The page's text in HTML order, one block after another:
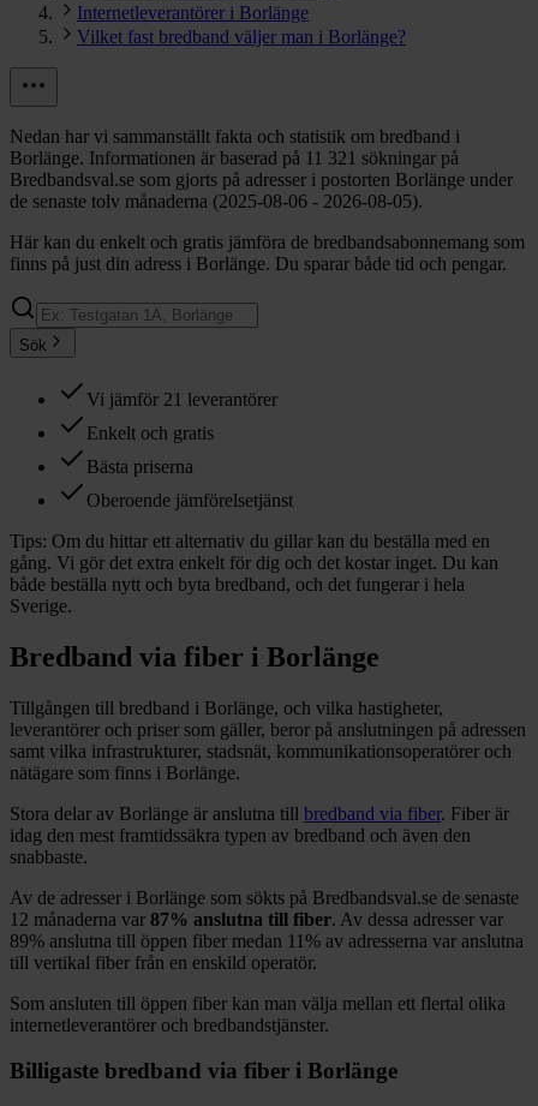
Internetleverantörer i Borlänge
Vilket fast bredband väljer man i Borlänge?
Nedan har vi sammanställt fakta och statistik om bredband i
Borlänge. Informationen är baserad på 11 321 sökningar på
Bredbandsval.se som gjorts på adresser i postorten Borlänge under
de senaste tolv månaderna (2025-08-06 - 2026-08-05).
Här kan du enkelt och gratis jämföra de bredbandsabonnemang som
finns på just din adress i Borlänge. Du sparar både tid och pengar.
Sök
Vi jämför 21 leverantörer
Enkelt och gratis
Bästa priserna
Oberoende jämförelsetjänst
Tips: Om du hittar ett alternativ du gillar kan du beställa med en
gång. Vi gör det extra enkelt för dig och det kostar inget. Du kan
både beställa nytt och byta bredband, och det fungerar i hela
Sverige.
Bredband via fiber i Borlänge
Tillgången till bredband i Borlänge, och vilka hastigheter,
leverantörer och priser som gäller, beror på anslutningen på adressen
samt vilka infrastrukturer, stadsnät, kommunikationsoperatörer och
nätägare som finns i Borlänge.
Stora delar av Borlänge är anslutna till bredband via fiber. Fiber är
idag den mest framtidssäkra typen av bredband och även den
snabbaste.
Av de adresser i Borlänge som sökts på Bredbandsval.se de senaste
12 månaderna var 87% anslutna till fiber. Av dessa adresser var
89% anslutna till öppen fiber medan 11% av adresserna var anslutna
till vertikal fiber från en enskild operatör.
Som ansluten till öppen fiber kan man välja mellan ett flertal olika
internetleverantörer och bredbandstjänster.
Billigaste bredband via fiber i Borlänge